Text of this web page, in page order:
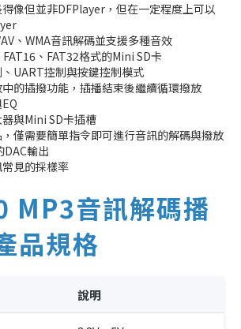
像但並非DFPlayer，但在一定程度上可以
、WMA音訊解碼並支援多種音效
、FAT32格式的Mini SD卡
UART控制與按鍵控制模式
的插撥功能，插播結束後繼續循環撥放
與Mini SD卡插槽
僅需要簡單指令即可進行音訊的解碼與撥放
輸出
見的採樣率
MP3音訊解碼播
品規格
說明